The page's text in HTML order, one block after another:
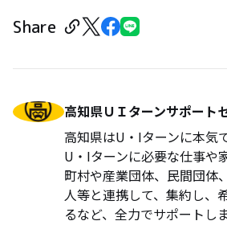
Share
高知県ＵＩターンサポート
高知県はU・Iターンに本気
U・Iターンに必要な仕事や
町村や産業団体、民間団体
人等と連携して、集約し、
るなど、全力でサポートしま